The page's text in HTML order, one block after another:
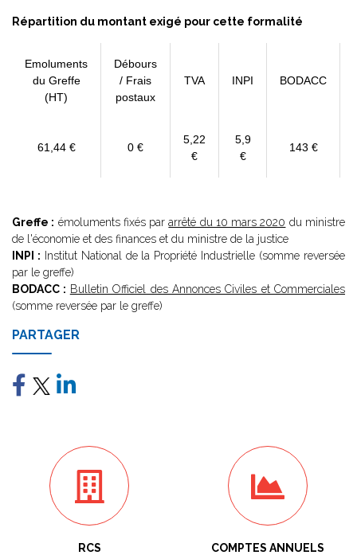
Répartition du montant exigé pour cette formalité
Emoluments
du Greffe
(HT)
Débours
/ Frais
postaux
TVA INPI BODACC
61,44 € 0 €
5,22
€
5,9
€
143 €
Greffe : émoluments fixés pararrêté du 10 mars 2020 du ministre
de l'économie et des finances et du ministre de la justice
INPI : Institut National de la Propriété Industrielle (somme reversée
par le greffe)
BODACC : Bulletin Officiel des Annonces Civiles et Commerciales
(somme reversée par le greffe)
PARTAGER
RCS COMPTES ANNUELS